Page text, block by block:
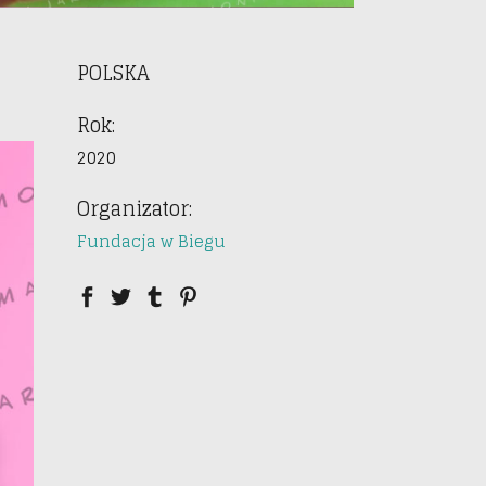
POLSKA
Rok:
2020
Organizator:
Fundacja w Biegu